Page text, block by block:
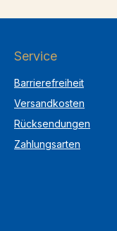
Service
Barrierefreiheit
Versandkosten
Rücksendungen
Zahlungsarten